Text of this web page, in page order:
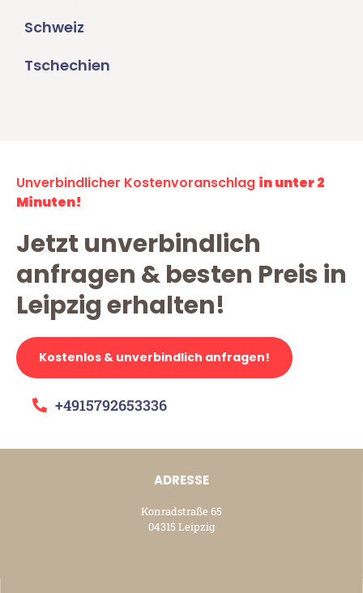
Schweiz
Tschechien
Unverbindlicher Kostenvoranschlag in unter 2
Minuten!
Jetzt unverbindlich
anfragen & besten Preis in
Leipzig erhalten!
Kostenlos & unverbindlich anfragen!
+4915792653336
ADRESSE
Konradstraße 65
04315 Leipzig